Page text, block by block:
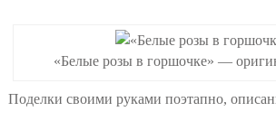
«Белые розы в горшочке» —
Поделки своими руками поэтапно,